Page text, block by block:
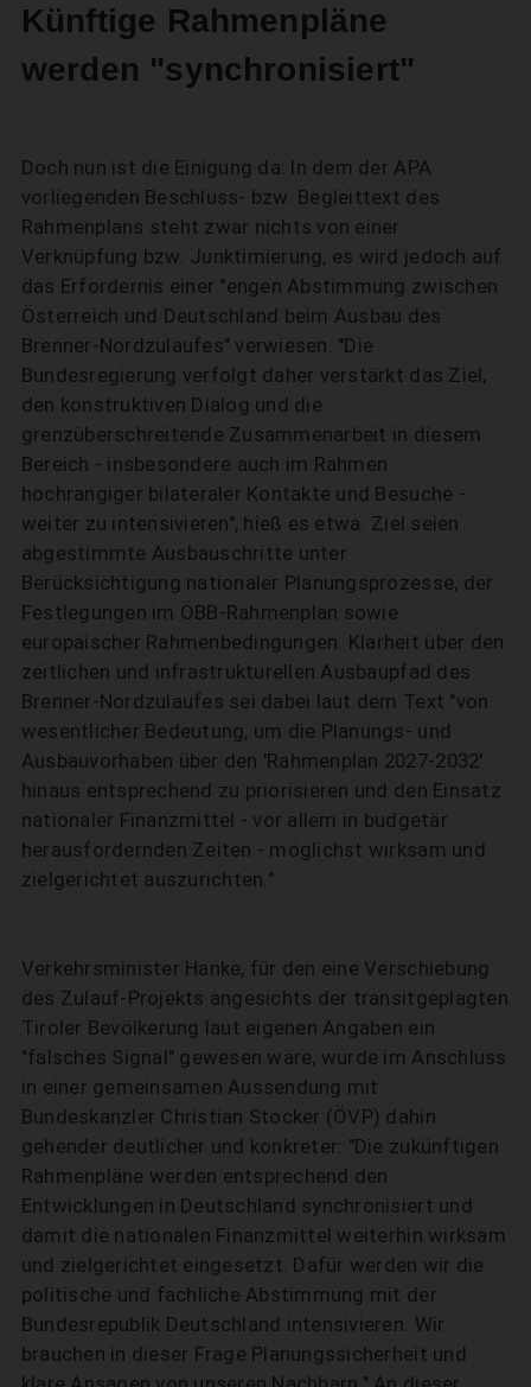
Künftige Rahmenpläne
werden "synchronisiert"
Doch nun ist die Einigung da: In dem der APA
vorliegenden Beschluss- bzw. Begleittext des
Rahmenplans steht zwar nichts von einer
Verknüpfung bzw. Junktimierung, es wird jedoch auf
das Erfordernis einer "engen Abstimmung zwischen
Österreich und Deutschland beim Ausbau des
Brenner-Nordzulaufes" verwiesen. "Die
Bundesregierung verfolgt daher verstärkt das Ziel,
den konstruktiven Dialog und die
grenzüberschreitende Zusammenarbeit in diesem
Bereich - insbesondere auch im Rahmen
hochrangiger bilateraler Kontakte und Besuche -
weiter zu intensivieren", hieß es etwa. Ziel seien
abgestimmte Ausbauschritte unter
Berücksichtigung nationaler Planungsprozesse, der
Festlegungen im ÖBB-Rahmenplan sowie
europäischer Rahmenbedingungen. Klarheit über den
zeitlichen und infrastrukturellen Ausbaupfad des
Brenner-Nordzulaufes sei dabei laut dem Text "von
wesentlicher Bedeutung, um die Planungs- und
Ausbauvorhaben über den 'Rahmenplan 2027-2032'
hinaus entsprechend zu priorisieren und den Einsatz
nationaler Finanzmittel - vor allem in budgetär
herausfordernden Zeiten - möglichst wirksam und
zielgerichtet auszurichten."
Verkehrsminister Hanke, für den eine Verschiebung
des Zulauf-Projekts angesichts der transitgeplagten
Tiroler Bevölkerung laut eigenen Angaben ein
"falsches Signal" gewesen wäre, wurde im Anschluss
in einer gemeinsamen Aussendung mit
Bundeskanzler Christian Stocker (ÖVP) dahin
gehender deutlicher und konkreter: "Die zukünftigen
Rahmenpläne werden entsprechend den
Entwicklungen in Deutschland synchronisiert und
damit die nationalen Finanzmittel weiterhin wirksam
und zielgerichtet eingesetzt. Dafür werden wir die
politische und fachliche Abstimmung mit der
Bundesrepublik Deutschland intensivieren. Wir
brauchen in dieser Frage Planungssicherheit und